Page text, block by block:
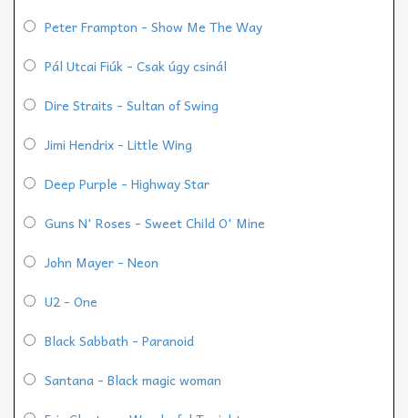
Peter Frampton - Show Me The Way
Pál Utcai Fiúk - Csak úgy csinál
Dire Straits - Sultan of Swing
Jimi Hendrix - Little Wing
Deep Purple - Highway Star
Guns N' Roses - Sweet Child O' Mine
John Mayer - Neon
U2 - One
Black Sabbath - Paranoid
Santana - Black magic woman